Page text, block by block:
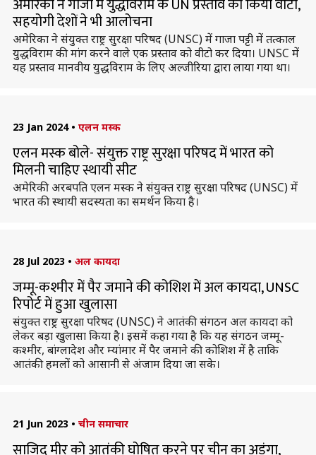
अमेरिका ने गाजा में युद्धविराम के UN प्रस्ताव को किया वीटो,
सहयोगी देशों ने भी आलोचना
अमेरिका ने संयुक्त राष्ट्र सुरक्षा परिषद (UNSC) में गाजा पट्टी में तत्काल
युद्धविराम की मांग करने वाले एक प्रस्ताव को वीटो कर दिया। UNSC में
यह प्रस्ताव मानवीय युद्धविराम के लिए अल्जीरिया द्वारा लाया गया था।
23 Jan 2024 • एलन मस्क
एलन मस्क बोले- संयुक्त राष्ट्र सुरक्षा परिषद में भारत को
मिलनी चाहिए स्थायी सीट
अमेरिकी अरबपति एलन मस्क ने संयुक्त राष्ट्र सुरक्षा परिषद (UNSC) में
भारत की स्थायी सदस्यता का समर्थन किया है।
28 Jul 2023 • अल कायदा
जम्मू-कश्मीर में पैर जमाने की कोशिश में अल कायदा, UNSC
रिपोर्ट में हुआ खुलासा
संयुक्त राष्ट्र सुरक्षा परिषद (UNSC) ने आतंकी संगठन अल कायदा को
लेकर बड़ा खुलासा किया है। इसमें कहा गया है कि यह संगठन जम्मू-
कश्मीर, बांग्लादेश और म्यांमार में पैर जमाने की कोशिश में है ताकि
आतंकी हमलों को आसानी से अंजाम दिया जा सके।
21 Jun 2023 • चीन समाचार
साजिद मीर को आतंकी घोषित करने पर चीन का अड़ंगा,